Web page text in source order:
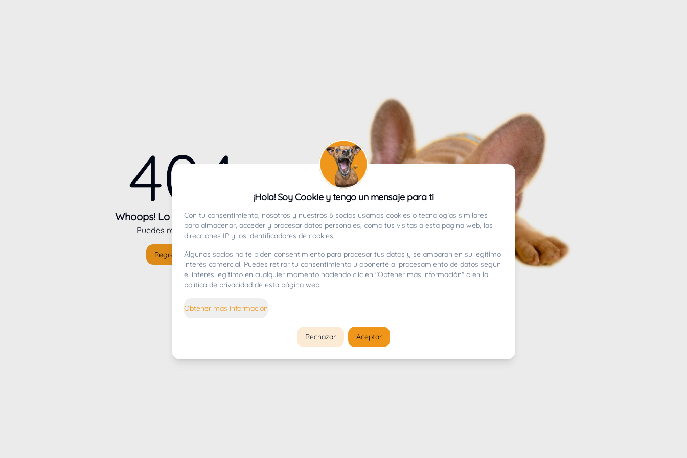
404
Whoops! Lo sentimos mucho.
Puedes regresar alinicio
Regresar al inicio
¡Hola! Soy Cookie y tengo un mensaje para ti
Con tu consentimiento, nosotros y nuestros 6 socios usamos cookies o tecnologías similares
para almacenar, acceder y procesar datos personales, como tus visitas a esta página web, las
direcciones IP y los identificadores de cookies.
Algunos socios no te piden consentimiento para procesar tus datos y se amparan en su legítimo
interés comercial. Puedes retirar tu consentimiento u oponerte al procesamiento de datos según
el interés legítimo en cualquier momento haciendo clic en "Obtener más información" o en la
política de privacidad de esta página web.
Obtener más información
Rechazar Aceptar